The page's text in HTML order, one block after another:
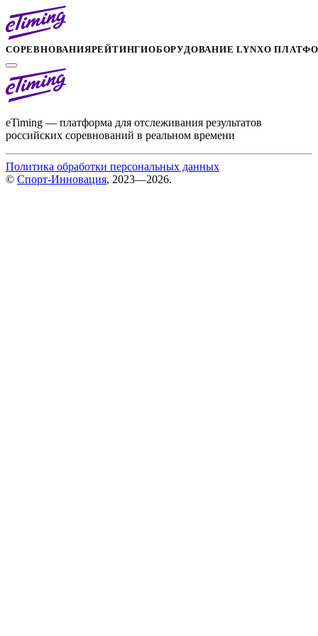
СОРЕВНОВАНИЯРЕЙТИНГИОБОРУДОВАНИЕ LYNXО
eTiming — платформа для отслеживания результатов
российских соревнований в реальном времени
Политика обработки персональных данных
© Спорт-Инновация, 2023—2026.